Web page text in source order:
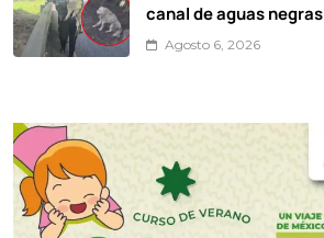
canal de aguas negras
Agosto 6, 2026